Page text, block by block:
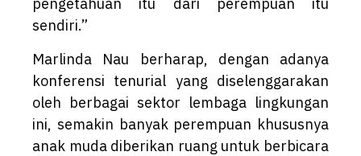
pengetahuan itu dari perempuan itu
sendiri.”
Marlinda Nau berharap, dengan adanya
konferensi tenurial yang diselenggarakan
oleh berbagai sektor lembaga lingkungan
ini, semakin banyak perempuan khususnya
anak muda diberikan ruang untuk berbicara